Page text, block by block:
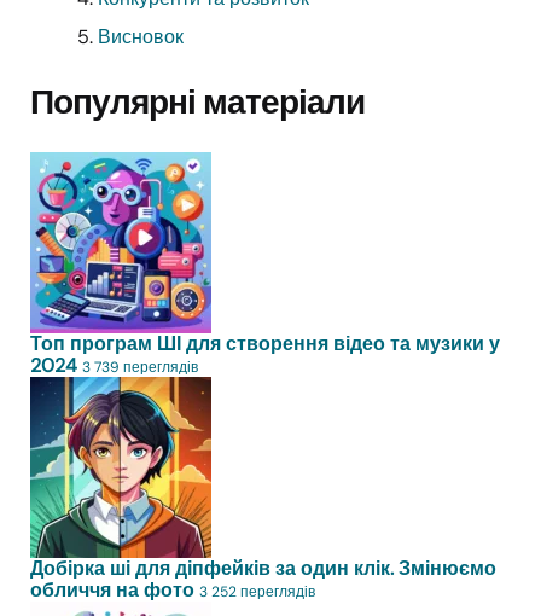
Висновок
Популярні матеріали
Топ програм ШІ для створення відео та музики у
2024 3 739 переглядів
Добірка ші для діпфейків за один клік. Змінюємо
обличчя на фото 3 252 переглядів